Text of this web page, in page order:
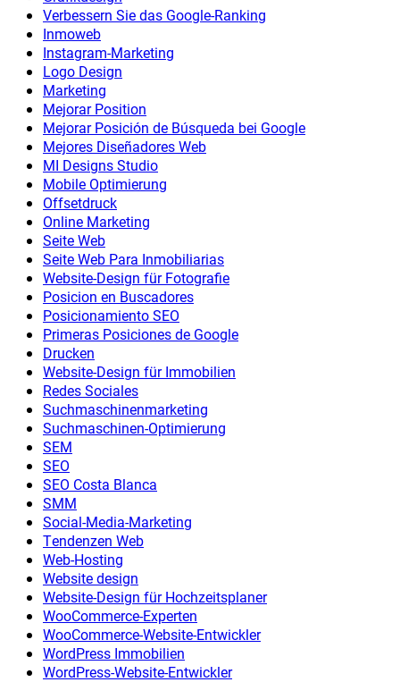
Verbessern Sie das Google-Ranking
Inmoweb
Instagram-Marketing
Logo Design
Marketing
Mejorar Position
Mejorar Posición de Búsqueda bei Google
Mejores Diseñadores Web
MI Designs Studio
Mobile Optimierung
Offsetdruck
Online Marketing
Seite Web
Seite Web Para Inmobiliarias
Website-Design für Fotografie
Posicion en Buscadores
Posicionamiento SEO
Primeras Posiciones de Google
Drucken
Website-Design für Immobilien
Redes Sociales
Suchmaschinenmarketing
Suchmaschinen-Optimierung
SEM
SEO
SEO Costa Blanca
SMM
Social-Media-Marketing
Tendenzen Web
Web-Hosting
Website design
Website-Design für Hochzeitsplaner
WooCommerce-Experten
WooCommerce-Website-Entwickler
WordPress Immobilien
WordPress-Website-Entwickler